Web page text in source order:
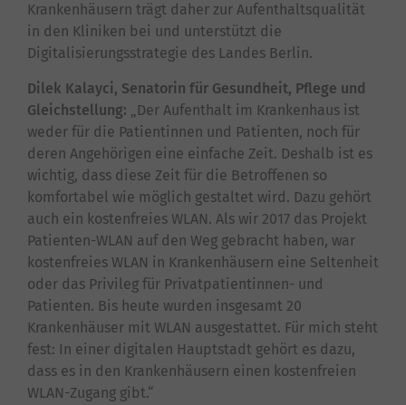
Krankenhäusern trägt daher zur Aufenthaltsqualität
in den Kliniken bei und unterstützt die
Digitalisierungsstrategie des Landes Berlin.
Dilek Kalayci, Senatorin für Gesundheit, Pflege und
Gleichstellung: „Der Aufenthalt im Krankenhaus ist
weder für die Patientinnen und Patienten, noch für
deren Angehörigen eine einfache Zeit. Deshalb ist es
wichtig, dass diese Zeit für die Betroffenen so
komfortabel wie möglich gestaltet wird. Dazu gehört
auch ein kostenfreies WLAN. Als wir 2017 das Projekt
Patienten-WLAN auf den Weg gebracht haben, war
kostenfreies WLAN in Krankenhäusern eine Seltenheit
oder das Privileg für Privatpatientinnen- und
Patienten. Bis heute wurden insgesamt 20
Krankenhäuser mit WLAN ausgestattet. Für mich steht
fest: In einer digitalen Hauptstadt gehört es dazu,
dass es in den Krankenhäusern einen kostenfreien
WLAN-Zugang gibt.“